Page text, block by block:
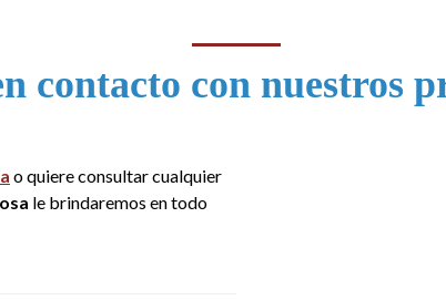
contacto con nuestros
o quiere consultar cualquier
le brindaremos en todo